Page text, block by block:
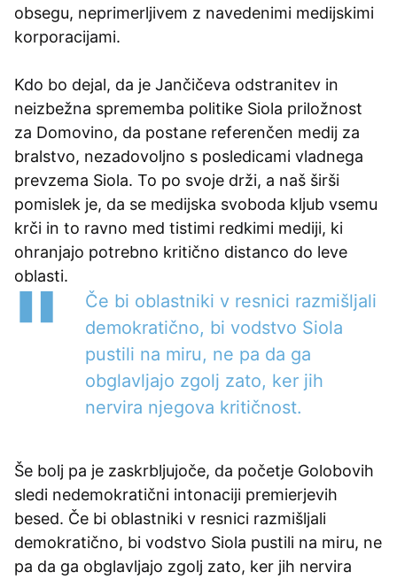
obsegu, neprimerljivem z navedenimi medijskimi
korporacijami.
Kdo bo dejal, da je Jančičeva odstranitev in
neizbežna sprememba politike Siola priložnost
za Domovino, da postane referenčen medij za
bralstvo, nezadovoljno s posledicami vladnega
prevzema Siola. To po svoje drži, a naš širši
pomislek je, da se medijska svoboda kljub vsemu
krči in to ravno med tistimi redkimi mediji, ki
ohranjajo potrebno kritično distanco do leve
oblasti.
Če bi oblastniki v resnici razmišljali
demokratično, bi vodstvo Siola
pustili na miru, ne pa da ga
obglavljajo zgolj zato, ker jih
nervira njegova kritičnost.
Še bolj pa je zaskrbljujoče, da početje Golobovih
sledi nedemokratični intonaciji premierjevih
besed. Če bi oblastniki v resnici razmišljali
demokratično, bi vodstvo Siola pustili na miru, ne
pa da ga obglavljajo zgolj zato, ker jih nervira